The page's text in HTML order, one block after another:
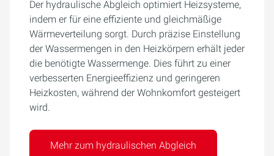
Der hydraulische Abgleich optimiert Heizsysteme,
indem er für eine effiziente und gleichmäßige
Wärmeverteilung sorgt. Durch präzise Einstellung
der Wassermengen in den Heizkörpern erhält jeder
die benötigte Wassermenge. Dies führt zu einer
verbesserten Energieeffizienz und geringeren
Heizkosten, während der Wohnkomfort gesteigert
wird.
Mehr zum hydraulischen Abgleich